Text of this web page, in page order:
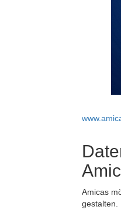
Amicas
gestalten.